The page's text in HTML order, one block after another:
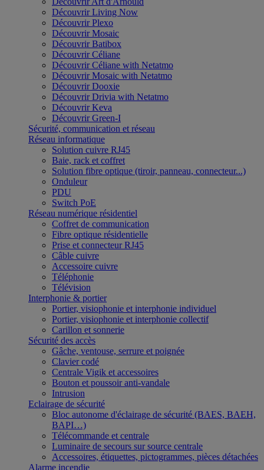
Découvrir Living Now
Découvrir Plexo
Découvrir Mosaic
Découvrir Batibox
Découvrir Céliane
Découvrir Céliane with Netatmo
Découvrir Mosaic with Netatmo
Découvrir Dooxie
Découvrir Drivia with Netatmo
Découvrir Keva
Découvrir Green-I
Sécurité, communication et réseau
Réseau informatique
Solution cuivre RJ45
Baie, rack et coffret
Solution fibre optique (tiroir, panneau, connecteur...)
Onduleur
PDU
Switch PoE
Réseau numérique résidentiel
Coffret de communication
Fibre optique résidentielle
Prise et connecteur RJ45
Câble cuivre
Accessoire cuivre
Téléphonie
Télévision
Interphonie & portier
Portier, visiophonie et interphonie individuel
Portier, visiophonie et interphonie collectif
Carillon et sonnerie
Sécurité des accès
Gâche, ventouse, serrure et poignée
Clavier codé
Centrale Vigik et accessoires
Bouton et poussoir anti-vandale
Intrusion
Eclairage de sécurité
Bloc autonome d'éclairage de sécurité (BAES, BAEH,
BAPI…)
Télécommande et centrale
Luminaire de secours sur source centrale
Accessoires, étiquettes, pictogrammes, pièces détachées
Alarme incendie